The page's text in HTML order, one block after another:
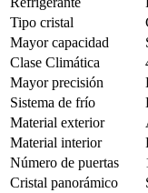
Tipo cristal
Mayor capacidad
Clase Climática
Mayor precisión
Sistema de frío
Material exterior
Material interior
Número de puertas
Cristal panorámico